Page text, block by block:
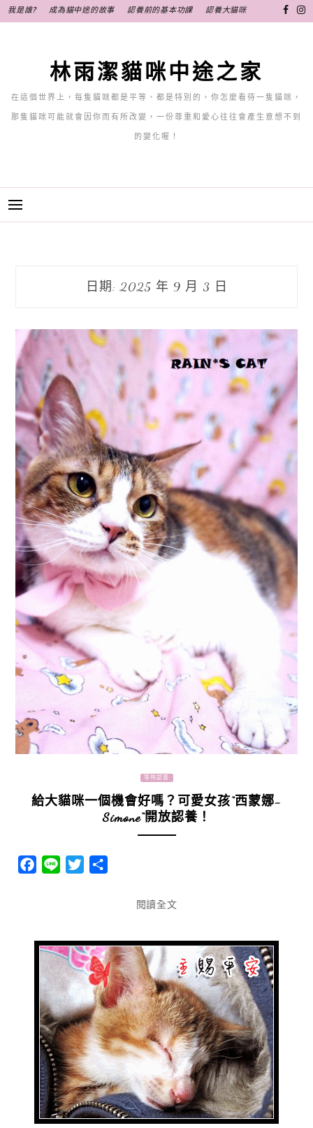
至
我是誰? 成為貓中途的故事 認養前的基本功課 認養大貓咪
林雨潔貓咪中途之家
在這個世界上，每隻貓咪都是平等、都是特別的，你怎麼看待一隻貓咪，
那隻貓咪可能就會因你而有所改變，一份尊重和愛心往往會產生意想不到
的變化喔！
日期:2025 年 9 月 3 日
等待認養
給大貓咪一個機會好嗎？可愛女孩“西蒙娜-
Simone“開放認養！
Facebook
Line Twitter
閱讀全文